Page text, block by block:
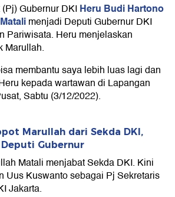
Gubernur DKIHeru Budi Hartono
menjadi Deputi Gubernur DKI
Pariwisata. Heru menjelaskan
Marullah.
membantu saya lebih luas lagi dan
kepada wartawan di Lapangan
Sabtu (3/12/2022).
Marullah dari Sekda DKI,
Gubernur
Matali menjabat Sekda DKI. Kini
Uus Kuswanto sebagai Pj Sekretaris
Jakarta.